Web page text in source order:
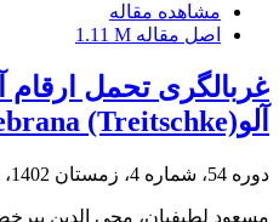
مشاهده مقاله
اصل مقاله 1.11 M
غربالگری تحمل
آلوGrapholita funebrana (Treitschke)
دوره 54، شماره 4، زمستان 1402، صفحه
مسعود لطیفیان، محی الدین